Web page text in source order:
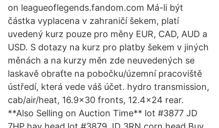
on leagueoflegends.fandom.com Má-li být
částka vyplacena v zahraničí šekem, platí
uvedený kurz pouze pro měny EUR, CAD, AUD a
USD. S dotazy na kurz pro platby šekem v jiných
měnách a na kurzy měn zde neuvedených se
laskavě obraťte na pobočku/územní pracoviště
ústředí, která vede váš účet. hydro transmission,
cab/air/heat, 16.9x30 fronts, 12.4x24 rear.
**Also Selling on Auction Time** lot #3877 JD